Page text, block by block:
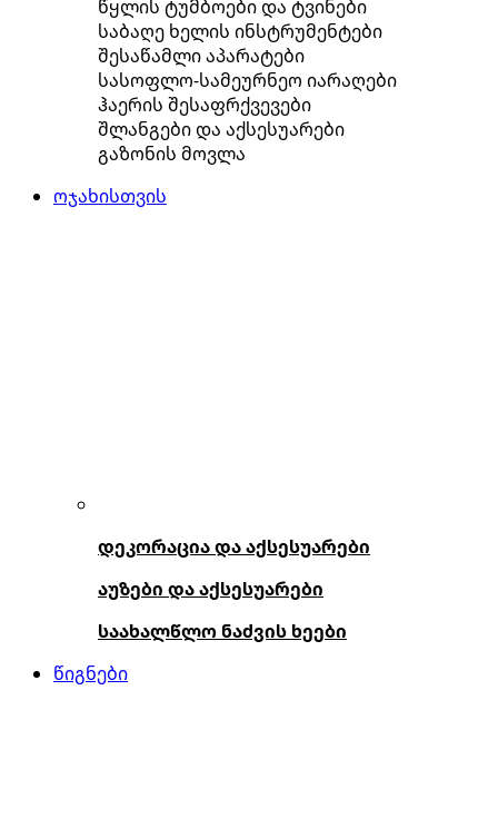
წყლის ტუმბოები და ტვინები
საბაღე ხელის ინსტრუმენტები
შესაწამლი აპარატები
სასოფლო-სამეურნეო იარაღები
ჰაერის შესაფრქვევები
შლანგები და აქსესუარები
გაზონის მოვლა
ოჯახისთვის
დეკორაცია და აქსესუარები
აუზები და აქსესუარები
საახალწლო ნაძვის ხეები
წიგნები